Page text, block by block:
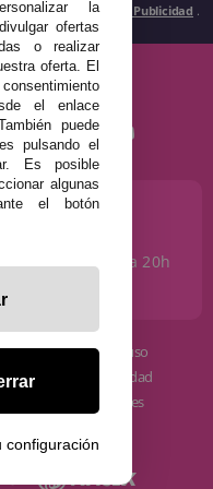
en la Política de Publicidad .
a 14h y de 17 a 20h
· Condiciones de uso
· Política de privacidad
· Política de cookies
la
ofertas
o realizar
oferta. El
el enlace
puede
pulsando el
Es posible
algunas
el botón
configuración